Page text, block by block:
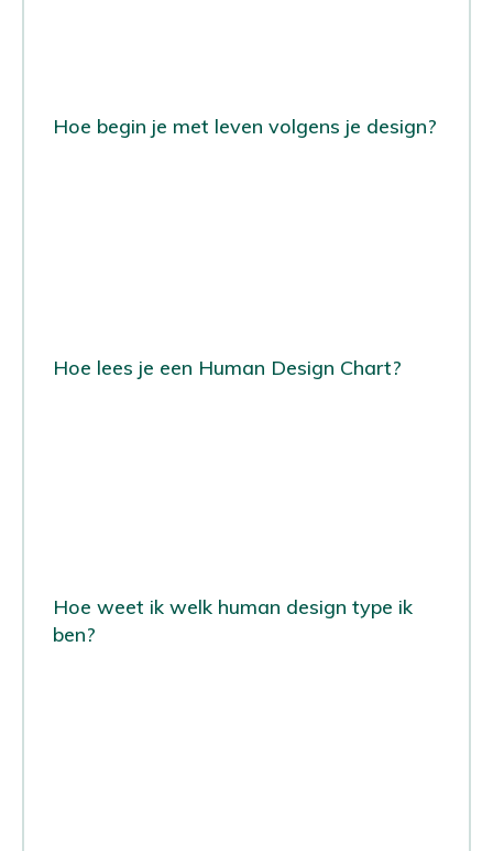
Hoe begin je met leven volgens je design?
Hoe lees je een Human Design Chart?
Hoe weet ik welk human design type ik
ben?